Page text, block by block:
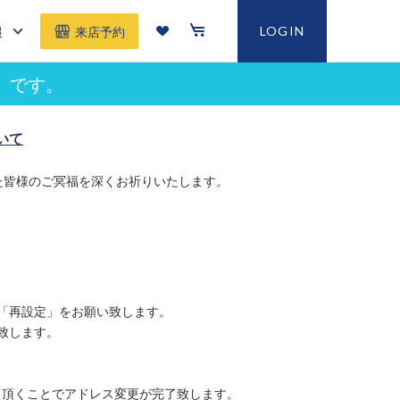
来店予約 LOGIN
す。
て
様のご冥福を深くお祈りいたします。
設定」をお願い致します。
ます。
ことでアドレス変更が完了致します。